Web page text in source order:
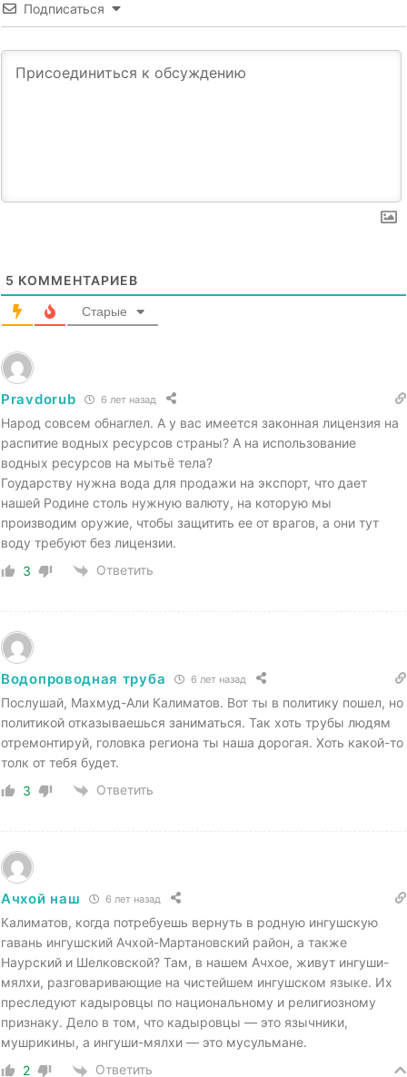
Подписаться
5 КОММЕНТАРИЕВ
Старые
Pravdorub 6 лет назад
Народ совсем обнаглел. А у вас имеется законная лицензия на
распитие водных ресурсов страны? А на использование
водных ресурсов на мытьё тела?
Гоударству нужна вода для продажи на экспорт, что дает
нашей Родине столь нужную валюту, на которую мы
производим оружие, чтобы защитить ее от врагов, а они тут
воду требуют без лицензии.
3
Ответить
Водопроводная труба 6 лет назад
Послушай, Махмуд-Али Калиматов. Вот ты в политику пошел, но
политикой отказываешься заниматься. Так хоть трубы людям
отремонтируй, головка региона ты наша дорогая. Хоть какой-то
толк от тебя будет.
3
Ответить
Ачхой наш 6 лет назад
Калиматов, когда потребуешь вернуть в родную ингушскую
гавань ингушский Ачхой-Мартановский район, а также
Наурский и Шелковской? Там, в нашем Ачхое, живут ингуши-
мялхи, разговаривающие на чистейшем ингушском языке. Их
преследуют кадыровцы по национальному и религиозному
признаку. Дело в том, что кадыровцы — это язычники,
мушрикины, а ингуши-мялхи — это мусульмане.
2
Ответить